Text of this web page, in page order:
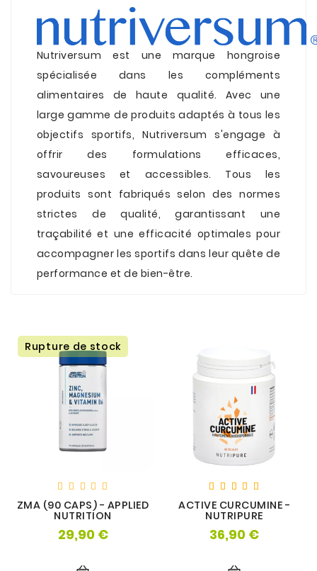
Nutriversum est une marque hongroise
spécialisée dans les compléments
alimentaires de haute qualité. Avec une
large gamme de produits adaptés à tous les
objectifs sportifs, Nutriversum s'engage à
offrir des formulations efficaces,
savoureuses et accessibles. Tous les
produits sont fabriqués selon des normes
strictes de qualité, garantissant une
traçabilité et une efficacité optimales pour
accompagner les sportifs dans leur quête de
performance et de bien-être.
Rupture de stock
ZMA (90 CAPS) - APPLIED
NUTRITION
29,90 €Prix
ACTIVE CURCUMINE -
NUTRIPURE
36,90 €Prix